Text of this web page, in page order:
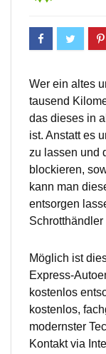
Wer ein altes
tausend
das dieses in
ist. Anstatt es
zu lassen und
blockieren,
kann man
entsorgen
Möglich ist
Express-
kostenlos
kostenlos,
modernster
Kontakt via